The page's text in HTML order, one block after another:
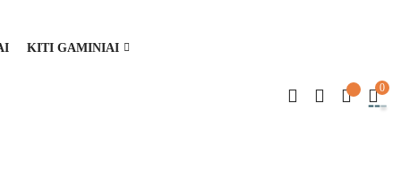
KITI GAMINIAI
0